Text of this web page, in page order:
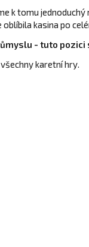
k tomu
kasina po
- tuto pozici
karetní hry.